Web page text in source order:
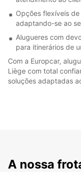
Opções flexíveis
adaptando-se ao
Alugueres com
para itinerários de
Com a Europcar,
Liège com total
soluções adaptadas
A nossa